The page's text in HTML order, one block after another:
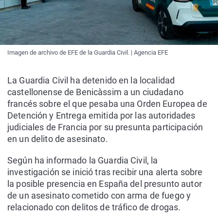
Imagen de archivo de EFE de la Guardia Civil. | Agencia EFE
La Guardia Civil ha detenido en la localidad
castellonense de Benicàssim a un ciudadano
francés sobre el que pesaba una Orden Europea de
Detención y Entrega emitida por las autoridades
judiciales de Francia por su presunta participación
en un delito de asesinato.
Según ha informado la Guardia Civil, la
investigación se inició tras recibir una alerta sobre
la posible presencia en España del presunto autor
de un asesinato cometido con arma de fuego y
relacionado con delitos de tráfico de drogas.